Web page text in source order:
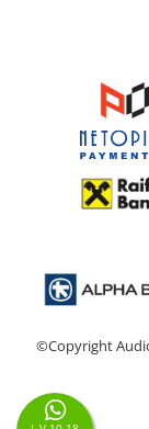
©Copyright